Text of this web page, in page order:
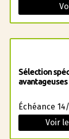
Sélection
avantageuses
Échéance
Voir